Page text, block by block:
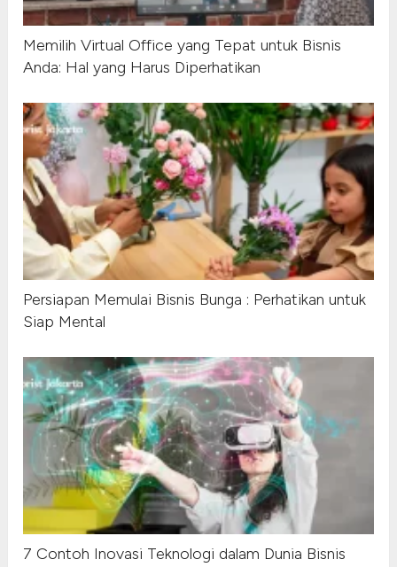
Memilih Virtual Office yang Tepat untuk Bisnis
Anda: Hal yang Harus Diperhatikan
Persiapan Memulai Bisnis Bunga : Perhatikan untuk
Siap Mental
7 Contoh Inovasi Teknologi dalam Dunia Bisnis